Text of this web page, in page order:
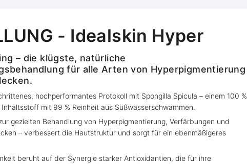
- Idealskin Hyper
– die klügste, natürliche
für alle Arten von Hyperpigmentierung
hochperformantes Protokoll mit Spongilla Spicula – einem 100 %
mit 99 % Reinheit aus Süßwasserschwämmen.
gezielten Behandlung von Hyperpigmentierung, Verfärbungen und
– verbessert die Hautstruktur und sorgt für ein ebenmäßigeres
beruht auf der Synergie starker Antioxidantien, die für ihre